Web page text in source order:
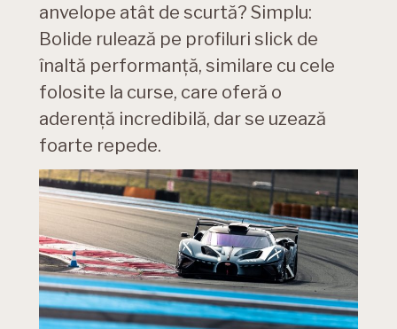
anvelope atât de scurtă? Simplu:
Bolide rulează pe profiluri slick de
înaltă performanță, similare cu cele
folosite la curse, care oferă o
aderență incredibilă, dar se uzează
foarte repede.